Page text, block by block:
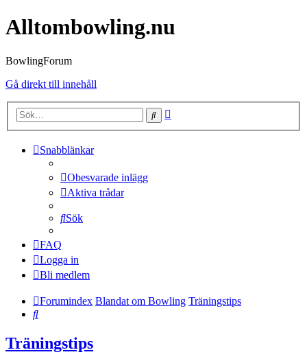
Alltombowling.nu
BowlingForum
Gå direkt till innehåll
Sök
Snabblänkar
Obesvarade inlägg
Aktiva trådar
Sök
FAQ
Logga in
Bli medlem
Forumindex Blandat om Bowling Träningstips
Sök
Träningstips